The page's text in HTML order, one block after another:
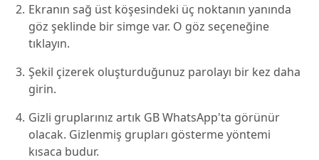
Ekranın sağ üst köşesindeki üç noktanın yanında
göz şeklinde bir simge var. O göz seçeneğine
tıklayın.
Şekil çizerek oluşturduğunuz parolayı bir kez daha
girin.
Gizli gruplarınız artık GB WhatsApp'ta görünür
olacak. Gizlenmiş grupları gösterme yöntemi
kısaca budur.